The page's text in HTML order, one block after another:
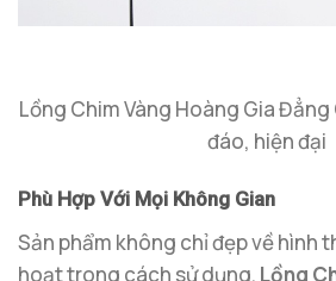
Lồng Chim Vàng Hoàng Gia
đáo, hiện đại
Phù Hợp Với Mọi Không Gian
Sản phẩm không chỉ đẹp về hình
hoạt trong cách sử dụng. Lồng